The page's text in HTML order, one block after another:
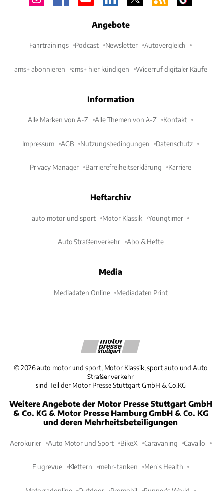
Angebote
Fahrtrainings Podcast Newsletter Autovergleich
ams+ abonnieren ams+ hier kündigen Widerruf digitaler Käufe
Information
Alle Marken von A-Z Alle Themen von A-Z Kontakt
Impressum AGB Nutzungsbedingungen Datenschutz
Privacy Manager Barrierefreiheitserklärung Karriere
Heftarchiv
auto motor und sport Motor Klassik Youngtimer
Auto Straßenverkehr Abo & Hefte
Media
Mediadaten Online Mediadaten Print
©2026 auto motor und sport, Motor Klassik, sport auto und Auto
Straßenverkehr
sind Teil der Motor Presse Stuttgart GmbH & Co.KG
Weitere Angebote der Motor Presse Stuttgart GmbH
& Co. KG & Motor Presse Hamburg GmbH & Co. KG
und deren Mehrheitsbeteiligungen
Aerokurier Auto Motor und Sport BikeX Caravaning Cavallo
Flugrevue Klettern mehr-tanken Men's Health